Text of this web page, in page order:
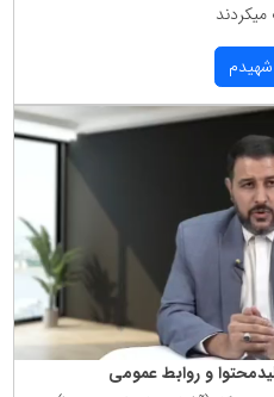
و روابط عمومی